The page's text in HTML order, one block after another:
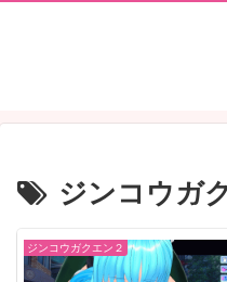
ジンコウガ
ジンコウガクエン２